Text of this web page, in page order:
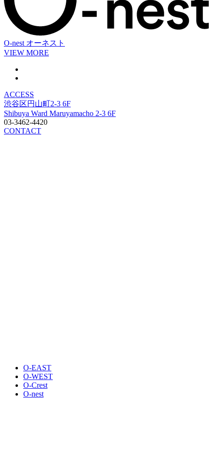
O-nest オーネスト
VIEW MORE
ACCESS
渋谷区円山町2-3 6F
Shibuya Ward Maruyamacho 2-3 6F
03-3462-4420
CONTACT
O-EAST
O-WEST
O-Crest
O-nest